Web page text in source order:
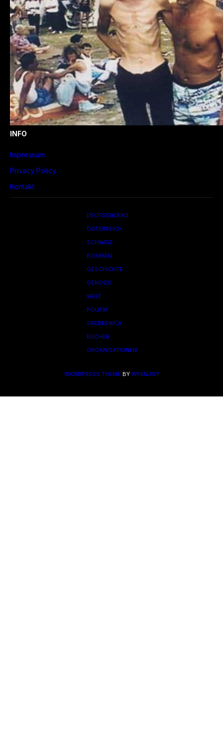
INFO
Impressum
Privacy Policy
Kontakt
DEUTSCHLAND
ÖSTERREICH
SCHWEIZ
BOSNIEN
GESCHICHTE
GENOZID
WELT
POLITIK
SREBRENICA
BÜCHER
ORGANISATIONEN
WORDPRESS THEME BY WPENJOY